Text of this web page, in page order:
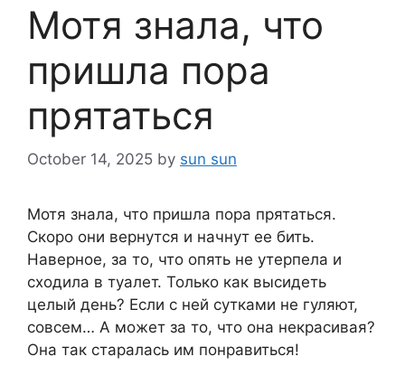
Мотя знала, что
пришла пора
прятаться
October 14, 2025 by sun sun
Мотя знала, что пришла пора прятаться.
Скоро они вернутся и начнут ее бить.
Наверное, за то, что опять не утерпела и
сходила в туалет. Только как высидеть
целый день? Если с ней сутками не гуляют,
совсем… А может за то, что она некрасивая?
Она так старалась им понравиться!